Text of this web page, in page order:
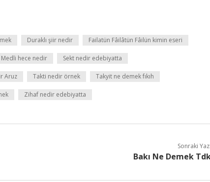
Duraklı şiir nedir Failatün Fâilâtün Fâilün kimin eseri
Medli hece nedir Sekt nedir edebiyatta
Aruz Takti nedir örnek Takyit ne demek fıkıh
Zihaf nedir edebiyatta
Sonraki
Bakı Ne Demek